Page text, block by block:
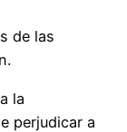
de las
la
perjudicar a